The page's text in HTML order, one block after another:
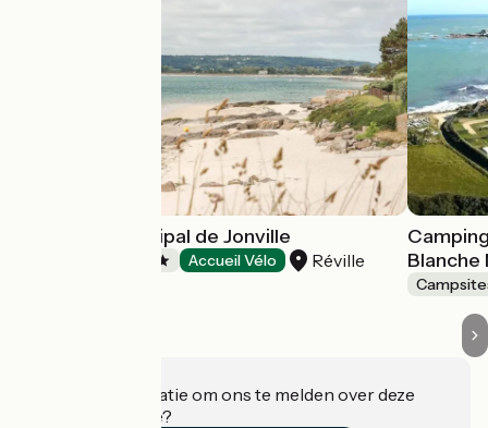
Camping municipal de Jonville
Accueil Vélo Réville
Blanche
Heeft u informatie om ons te melden over deze
accommodatie?